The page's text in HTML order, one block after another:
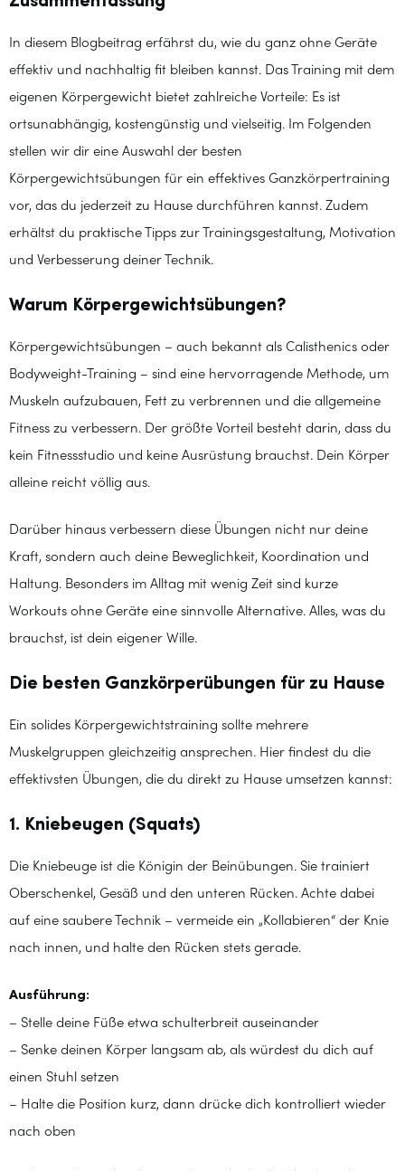
In diesem Blogbeitrag erfährst du, wie du ganz ohne Geräte
effektiv und nachhaltig fit bleiben kannst. Das Training mit dem
eigenen Körpergewicht bietet zahlreiche Vorteile: Es ist
ortsunabhängig, kostengünstig und vielseitig. Im Folgenden
stellen wir dir eine Auswahl der besten
Körpergewichtsübungen für ein effektives Ganzkörpertraining
vor, das du jederzeit zu Hause durchführen kannst. Zudem
erhältst du praktische Tipps zur Trainingsgestaltung, Motivation
und Verbesserung deiner Technik.
Warum Körpergewichtsübungen?
Körpergewichtsübungen – auch bekannt als Calisthenics oder
Bodyweight-Training – sind eine hervorragende Methode, um
Muskeln aufzubauen, Fett zu verbrennen und die allgemeine
Fitness zu verbessern. Der größte Vorteil besteht darin, dass du
kein Fitnessstudio und keine Ausrüstung brauchst. Dein Körper
alleine reicht völlig aus.
Darüber hinaus verbessern diese Übungen nicht nur deine
Kraft, sondern auch deine Beweglichkeit, Koordination und
Haltung. Besonders im Alltag mit wenig Zeit sind kurze
Workouts ohne Geräte eine sinnvolle Alternative. Alles, was du
brauchst, ist dein eigener Wille.
Die besten Ganzkörperübungen für zu Hause
Ein solides Körpergewichtstraining sollte mehrere
Muskelgruppen gleichzeitig ansprechen. Hier findest du die
effektivsten Übungen, die du direkt zu Hause umsetzen kannst:
1. Kniebeugen (Squats)
Die Kniebeuge ist die Königin der Beinübungen. Sie trainiert
Oberschenkel, Gesäß und den unteren Rücken. Achte dabei
auf eine saubere Technik – vermeide ein „Kollabieren“ der Knie
nach innen, und halte den Rücken stets gerade.
Ausführung:
– Stelle deine Füße etwa schulterbreit auseinander
– Senke deinen Körper langsam ab, als würdest du dich auf
einen Stuhl setzen
– Halte die Position kurz, dann drücke dich kontrolliert wieder
nach oben